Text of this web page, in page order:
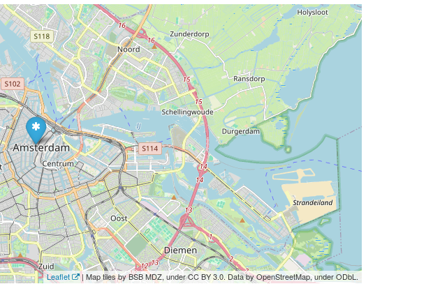
Leaflet | Map tiles by BSB MDZ, under CC BY 3.0. Data by OpenStreetMap, under ODbL.